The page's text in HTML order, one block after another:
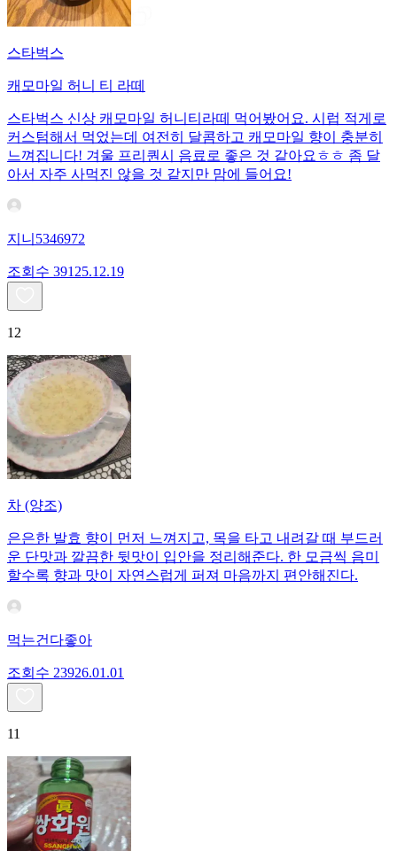
스타벅스
캐모마일 허니 티 라떼
스타벅스 신상 캐모마일 허니티라떼 먹어봤어요. 시럽 적게로
커스텀해서 먹었는데 여전히 달콤하고 캐모마일 향이 충분히
느껴집니다! 겨울 프리퀀시 음료로 좋은 것 같아요ㅎㅎ 좀 달
아서 자주 사먹진 않을 것 같지만 맘에 들어요!
지니5346972
조회수 391 25.12.19
12
차 (양조)
은은한 발효 향이 먼저 느껴지고, 목을 타고 내려갈 때 부드러
운 단맛과 깔끔한 뒷맛이 입안을 정리해준다. 한 모금씩 음미
할수록 향과 맛이 자연스럽게 퍼져 마음까지 편안해진다.
먹는건다좋아
조회수 23926.01.01
11